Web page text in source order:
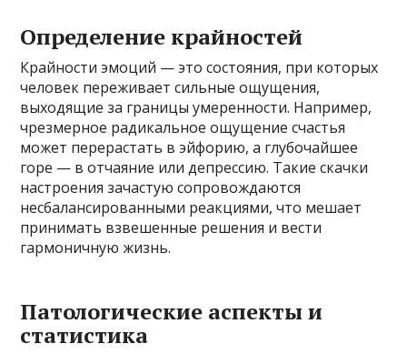
Определение крайностей
Крайности эмоций — это состояния, при которых
человек переживает сильные ощущения,
выходящие за границы умеренности. Например,
чрезмерное радикальное ощущение счастья
может перерастать в эйфорию, а глубочайшее
горе — в отчаяние или депрессию. Такие скачки
настроения зачастую сопровождаются
несбалансированными реакциями, что мешает
принимать взвешенные решения и вести
гармоничную жизнь.
Патологические аспекты и
статистика